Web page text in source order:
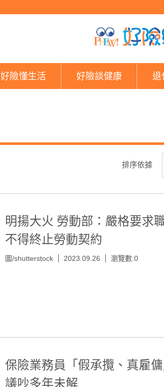
好險懂生活 好險談健康 退
排序依據
明揚大火 勞動部：嚴格要求
不得終止勞動契約
圖/shutterstock 2023.09.26 瀏覽數:0
保險業務員「假承攬、真雇
議吵多年未解